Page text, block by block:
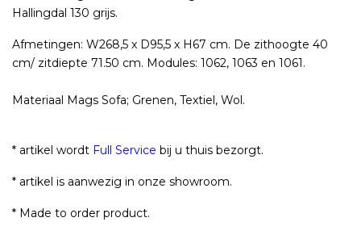
Hallingdal 130 grijs.
Afmetingen: W268,5 x D95,5 x H67 cm. De zithoogte 40
cm/ zitdiepte 71.50 cm. Modules: 1062, 1063 en 1061.
Materiaal Mags Sofa; Grenen, Textiel, Wol.
* artikel wordt Full Service bij u thuis bezorgt.
* artikel is aanwezig in onze showroom.
* Made to order product.